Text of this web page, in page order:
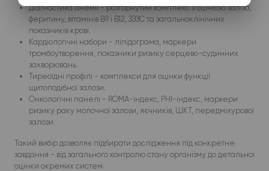
Діагностика анемії - розгорнутий комплекс з оцінкою заліза,
феритину, вітамінів B9 і B12, ЗЗЗС та загальноклінічних
показників крові.
Кардіологічні набори - ліпідограма, маркери
тромбоутворення, показники ризику серцево-судинних
захворювань.
Тиреоїдні профілі - комплекси для оцінки функції
щитоподібної залози.
Онкологічні панелі - ROMA-індекс, PHI-індекс, маркери
ризику раку молочної залози, яєчників, ШКТ, передміхурової
залози.
Такий вибір дозволяє підбирати дослідження під конкретне
завдання - від загального контролю стану організму до детальної
оцінки окремих систем.